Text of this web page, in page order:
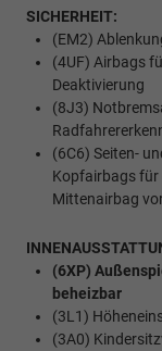
SICHERHEIT:
(EM2)
(4UF) Airbags
Deaktivierung
(8J3)
(6C6) Seiten-
Kopfairbags für
Mittenairbag
(6XP)
beheizbar
(3L1)
(3A0)